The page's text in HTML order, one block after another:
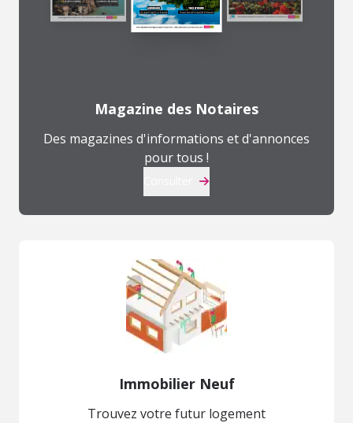
Magazine des Notaires
Des magazines d'informations et d'annonces
pour tous !
Immobilier Neuf
Trouvez votre futur logement